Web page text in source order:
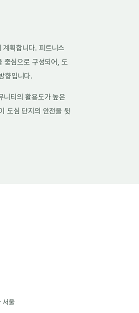
획합니다. 피트니스
중심으로 구성되어, 도
향입니다.
니티의 활용도가 높은
도심 단지의 안전을 뒷
서울